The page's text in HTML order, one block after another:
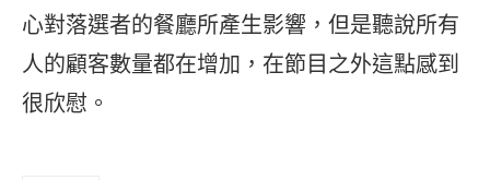
心對落選者的餐廳所產生影響，但是聽說所有
人的顧客數量都在增加，在節目之外這點感到
很欣慰。